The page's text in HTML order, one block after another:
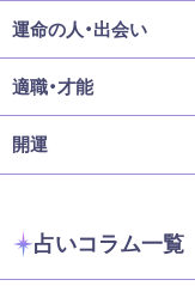
運命の人・出会い
適職・才能
開運
占いコラム一覧